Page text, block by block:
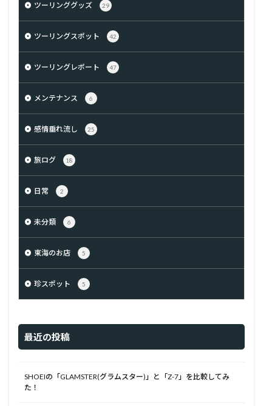
ツーリンググッズ 29
ツーリングスポット 42
ツーリングレポート 47
メンテナンス 6
感情垂れ流し 25
旅ログ 18
日常 2
未分類 6
東海のお店 5
珍スポット 5
最近の投稿
SHOEIの「GLAMSTER(グラムスター)」と「Z-7」を比較してみ
た！